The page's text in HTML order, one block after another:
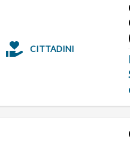
CITTADINI